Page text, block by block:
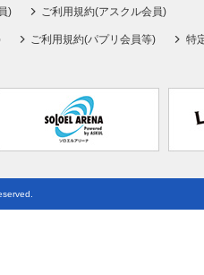
) ご利用規約(アスクル会員)
ご利用規約(パプリ会員等) 特